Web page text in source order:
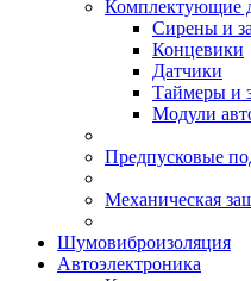
Комплектующие
Сирены и
Концевики
Датчики
Таймеры и
Модули
Предпусковые
Механическая
Шумовиброизоляция
Автоэлектроника